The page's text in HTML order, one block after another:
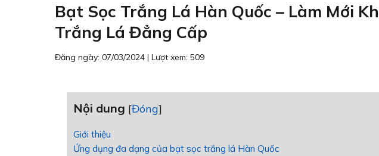
Bạt Sọc Trắng Lá Hàn Quốc – Làm Mới
Trắng Lá Đẳng Cấp
Đăng ngày: 07/03/2024 | Lượt xem: 509
Nội dung [Đóng]
Giới thiệu
Ứng dụng đa dạng của bạt sọc trắng lá Hàn Quốc